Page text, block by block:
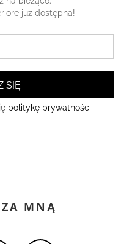
już dostępna!
SIĘ
politykę prywatności
MNĄ